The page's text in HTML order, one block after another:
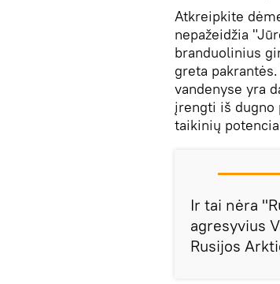
Atkreipkite
nepažeidžia
branduolinius
greta
vandenyse yra
įrengti iš dugno
taikinių
Ir tai nėra
agresyvius
Rusijos